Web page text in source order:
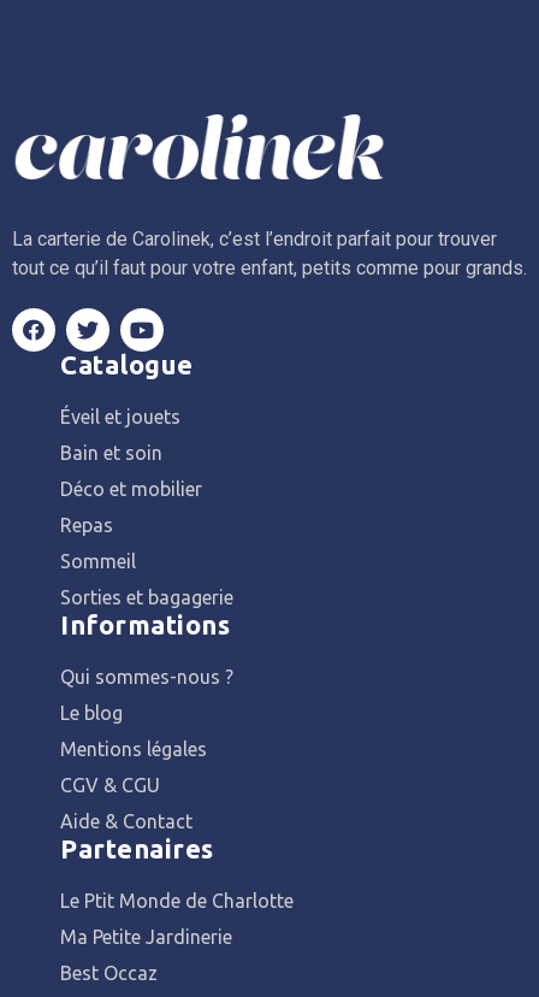
La carterie de Carolinek, c’est l’endroit parfait pour trouver
tout ce qu’il faut pour votre enfant, petits comme pour grands.
Catalogue
Éveil et jouets
Bain et soin
Déco et mobilier
Repas
Sommeil
Sorties et bagagerie
Informations
Qui sommes-nous ?
Le blog
Mentions légales
CGV & CGU
Aide & Contact
Partenaires
Le Ptit Monde de Charlotte
Ma Petite Jardinerie
Best Occaz